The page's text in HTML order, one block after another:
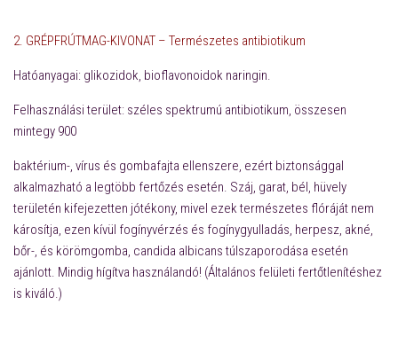
2. GRÉPFRÚTMAG-KIVONAT – Természetes antibiotikum
Hatóanyagai: glikozidok, bioflavonoidok naringin.
Felhasználási terület: széles spektrumú antibiotikum, összesen
mintegy 900
baktérium-, vírus és gombafajta ellenszere, ezért biztonsággal
alkalmazható a legtöbb fertőzés esetén. Száj, garat, bél, hüvely
területén kifejezetten jótékony, mivel ezek természetes flóráját nem
károsítja, ezen kívül fogínyvérzés és fogínygyulladás, herpesz, akné,
bőr-, és körömgomba, candida albicans túlszaporodása esetén
ajánlott. Mindig hígítva használandó! (Általános felületi fertőtlenítéshez
is kiváló.)